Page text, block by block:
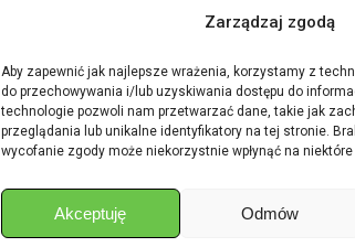
Zarządzaj zgodą
Aby zapewnić jak najlepsze wrażenia, korzystamy z
do przechowywania i/lub uzyskiwania dostępu do
technologie pozwoli nam przetwarzać dane, takie jak
przeglądania lub unikalne identyfikatory na tej stronie.
wycofanie zgody może niekorzystnie wpłynąć na
Akceptuję Odmów
E-mail:
Godziny działania
Pon–Pt: 8:00 – 16:00